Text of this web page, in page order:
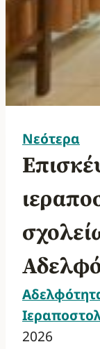
Νεότερα
2026